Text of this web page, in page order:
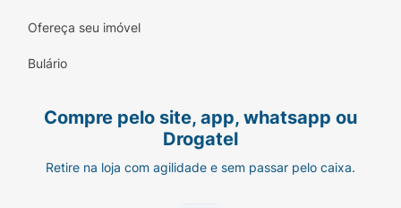
Ofereça seu imóvel
Bulário
Compre pelo site, app, whatsapp ou
Drogatel
Retire na loja com agilidade e sem passar pelo caixa.